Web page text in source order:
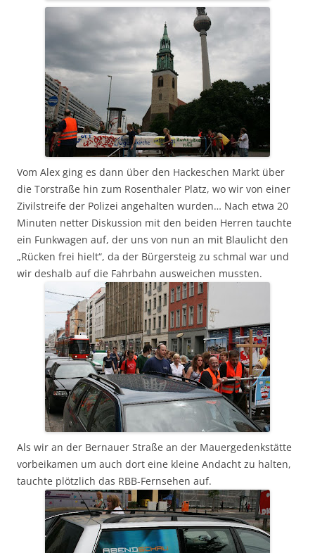
Vom Alex ging es dann über den Hackeschen Markt über
die Torstraße hin zum Rosenthaler Platz, wo wir von einer
Zivilstreife der Polizei angehalten wurden… Nach etwa 20
Minuten netter Diskussion mit den beiden Herren tauchte
ein Funkwagen auf, der uns von nun an mit Blaulicht den
„Rücken frei hielt“, da der Bürgersteig zu schmal war und
wir deshalb auf die Fahrbahn ausweichen mussten.
Als wir an der Bernauer Straße an der Mauergedenkstätte
vorbeikamen um auch dort eine kleine Andacht zu halten,
tauchte plötzlich das RBB-Fernsehen auf.